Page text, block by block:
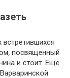
посвященный
и стоит. Еще